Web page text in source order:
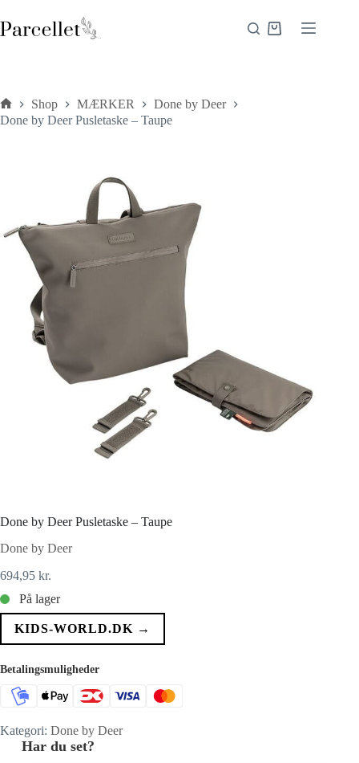
til
indhold
Indkøbskurv
Forside
Shop MÆRKER
Done by Deer
Done by Deer Pusletaske – Taupe
Done by Deer Pusletaske – Taupe
Done by Deer
694,95 kr.
På lager
KIDS-WORLD.DK →
Betalingsmuligheder
Kategori: Done by Deer
Har du set?